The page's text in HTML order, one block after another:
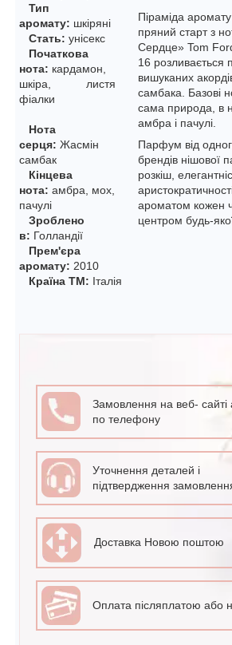
Тип
аромату: шкіряні
Стать: унісекс
Початкова
нота: кардамон,
шкіра, листя
фіалки
Нота
серця: Жасмін
самбак
Кінцева
нота: амбра, мох,
пачулі
Зроблено
в: Голландії
Прем'єра
аромату: 2010
Країна ТМ: Італія
Піраміда
пряний старт з
Сердце» Tom
16 розливається
вишуканих
самбака. Базові
сама природа, в
амбра і пачулі.
Парфум від
брендів нішової
розкіш,
ароматом кожен
центром будь-
Замовлення на веб- сайті
по телефону
Уточнення деталей і
підтвердження
Доставка Новою поштою
Оплата післяплатою або